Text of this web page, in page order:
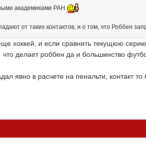
академиками РАН
от таких контактов, и о том, что Роббен
хоккей, и если сравнить текущюю
делает роббен да и большинство
явно в расчете на пенальти, контакт